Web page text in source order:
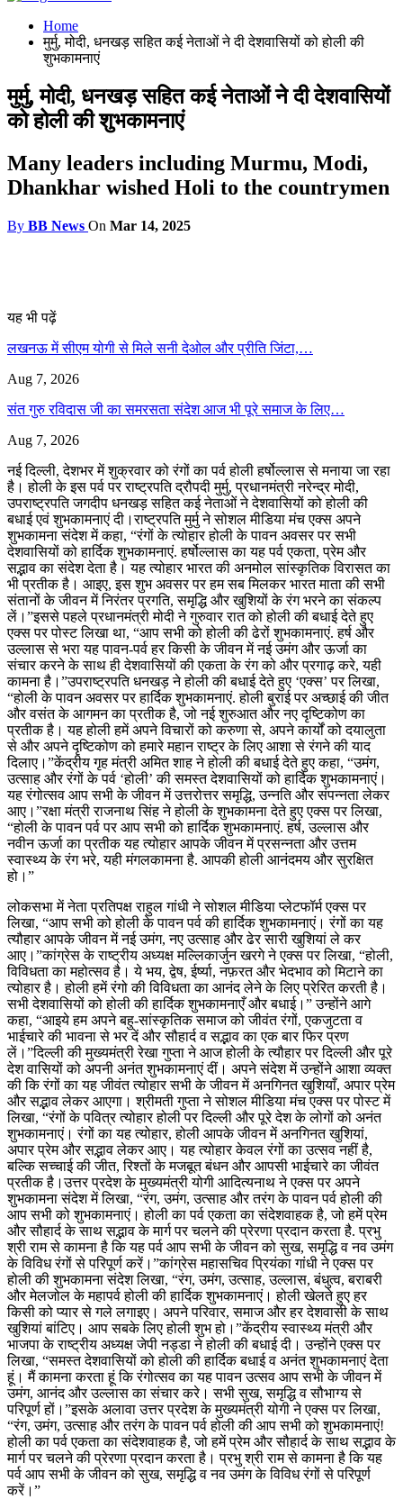
Home
मुर्मु, मोदी, धनखड़ सहित कई नेताओं ने दी देशवासियों को होली की
शुभकामनाएं
मुर्मु, मोदी, धनखड़ सहित कई नेताओं ने दी देशवासियों
को होली की शुभकामनाएं
Many leaders including Murmu, Modi,
Dhankhar wished Holi to the countrymen
By BB News On Mar 14, 2025
यह भी पढ़ें
लखनऊ में सीएम योगी से मिले सनी देओल और प्रीति जिंटा,…
Aug 7, 2026
संत गुरु रविदास जी का समरसता संदेश आज भी पूरे समाज के लिए…
Aug 7, 2026
नई दिल्ली, देशभर में शुक्रवार को रंगों का पर्व होली हर्षोल्लास से मनाया जा रहा
है। होली के इस पर्व पर राष्ट्रपति द्रौपदी मुर्मु, प्रधानमंत्री नरेन्द्र मोदी,
उपराष्ट्रपति जगदीप धनखड़ सहित कई नेताओं ने देशवासियों को होली की
बधाई एवं शुभकामनाएं दी।राष्ट्रपति मुर्मु ने सोशल मीडिया मंच एक्स अपने
शुभकामना संदेश में कहा, “रंगों के त्योहार होली के पावन अवसर पर सभी
देशवासियों को हार्दिक शुभकामनाएं. हर्षोल्लास का यह पर्व एकता, प्रेम और
सद्भाव का संदेश देता है। यह त्योहार भारत की अनमोल सांस्कृतिक विरासत का
भी प्रतीक है। आइए, इस शुभ अवसर पर हम सब मिलकर भारत माता की सभी
संतानों के जीवन में निरंतर प्रगति, समृद्धि और खुशियों के रंग भरने का संकल्प
लें।”इससे पहले प्रधानमंत्री मोदी ने गुरुवार रात को होली की बधाई देते हुए
एक्स पर पोस्ट लिखा था, “आप सभी को होली की ढेरों शुभकामनाएं. हर्ष और
उल्लास से भरा यह पावन-पर्व हर किसी के जीवन में नई उमंग और ऊर्जा का
संचार करने के साथ ही देशवासियों की एकता के रंग को और प्रगाढ़ करे, यही
कामना है।”उपराष्ट्रपति धनखड़ ने होली की बधाई देते हुए ‘एक्स’ पर लिखा,
“होली के पावन अवसर पर हार्दिक शुभकामनाएं. होली बुराई पर अच्छाई की जीत
और वसंत के आगमन का प्रतीक है, जो नई शुरुआत और नए दृष्टिकोण का
प्रतीक है। यह होली हमें अपने विचारों को करुणा से, अपने कार्यों को दयालुता
से और अपने दृष्टिकोण को हमारे महान राष्ट्र के लिए आशा से रंगने की याद
दिलाए।”केंद्रीय गृह मंत्री अमित शाह ने होली की बधाई देते हुए कहा, “उमंग,
उत्साह और रंगों के पर्व ‘होली’ की समस्त देशवासियों को हार्दिक शुभकामनाएं।
यह रंगोत्सव आप सभी के जीवन में उत्तरोत्तर समृद्धि, उन्नति और संपन्नता लेकर
आए।”रक्षा मंत्री राजनाथ सिंह ने होली के शुभकामना देते हुए एक्स पर लिखा,
“होली के पावन पर्व पर आप सभी को हार्दिक शुभकामनाएं. हर्ष, उल्लास और
नवीन ऊर्जा का प्रतीक यह त्योहार आपके जीवन में प्रसन्नता और उत्तम
स्वास्थ्य के रंग भरे, यही मंगलकामना है. आपकी होली आनंदमय और सुरक्षित
हो।”
लोकसभा में नेता प्रतिपक्ष राहुल गांधी ने सोशल मीडिया प्लेटफॉर्म एक्स पर
लिखा, “आप सभी को होली के पावन पर्व की हार्दिक शुभकामनाएं। रंगों का यह
त्यौहार आपके जीवन में नई उमंग, नए उत्साह और ढेर सारी खुशियां ले कर
आए।”कांग्रेस के राष्ट्रीय अध्यक्ष मल्लिकार्जुन खरगे ने एक्स पर लिखा, “होली,
विविधता का महोत्सव है। ये भय, द्वेष, ईर्ष्या, नफ़रत और भेदभाव को मिटाने का
त्योहार है। होली हमें रंगो की विविधता का आनंद लेने के लिए प्रेरित करती है।
सभी देशवासियों को होली की हार्दिक शुभकामनाएँ और बधाई।” उन्होंने आगे
कहा, “आइये हम अपने बहु-सांस्कृतिक समाज को जीवंत रंगों, एकजुटता व
भाईचारे की भावना से भर दें और सौहार्द व सद्भाव का एक बार फिर प्रण
लें।”दिल्ली की मुख्यमंत्री रेखा गुप्ता ने आज होली के त्यौहार पर दिल्ली और पूरे
देश वासियों को अपनी अनंत शुभकामनाएं दीं। अपने संदेश में उन्होंने आशा व्यक्त
की कि रंगों का यह जीवंत त्योहार सभी के जीवन में अनगिनत खुशियाँ, अपार प्रेम
और सद्भाव लेकर आएगा। श्रीमती गुप्ता ने सोशल मीडिया मंच एक्स पर पोस्ट में
लिखा, “रंगों के पवित्र त्योहार होली पर दिल्ली और पूरे देश के लोगों को अनंत
शुभकामनाएं। रंगों का यह त्योहार, होली आपके जीवन में अनगिनत खुशियां,
अपार प्रेम और सद्भाव लेकर आए। यह त्योहार केवल रंगों का उत्सव नहीं है,
बल्कि सच्चाई की जीत, रिश्तों के मजबूत बंधन और आपसी भाईचारे का जीवंत
प्रतीक है।उत्तर प्रदेश के मुख्यमंत्री योगी आदित्यनाथ ने एक्स पर अपने
शुभकामना संदेश में लिखा, “रंग, उमंग, उत्साह और तरंग के पावन पर्व होली की
आप सभी को शुभकामनाएं। होली का पर्व एकता का संदेशवाहक है, जो हमें प्रेम
और सौहार्द के साथ सद्भाव के मार्ग पर चलने की प्रेरणा प्रदान करता है. प्रभु
श्री राम से कामना है कि यह पर्व आप सभी के जीवन को सुख, समृद्धि व नव उमंग
के विविध रंगों से परिपूर्ण करें।”कांग्रेस महासचिव प्रियंका गांधी ने एक्स पर
होली की शुभकामना संदेश लिखा, “रंग, उमंग, उत्साह, उल्लास, बंधुत्व, बराबरी
और मेलजोल के महापर्व होली की हार्दिक शुभकामनाएं। होली खेलते हुए हर
किसी को प्यार से गले लगाइए। अपने परिवार, समाज और हर देशवासी के साथ
खुशियां बांटिए। आप सबके लिए होली शुभ हो।”केंद्रीय स्वास्थ्य मंत्री और
भाजपा के राष्ट्रीय अध्यक्ष जेपी नड्डा ने होली की बधाई दी। उन्होंने एक्स पर
लिखा, “समस्त देशवासियों को होली की हार्दिक बधाई व अनंत शुभकामनाएं देता
हूं। मैं कामना करता हूं कि रंगोत्सव का यह पावन उत्सव आप सभी के जीवन में
उमंग, आनंद और उल्लास का संचार करे। सभी सुख, समृद्धि व सौभाग्य से
परिपूर्ण हों।”इसके अलावा उत्तर प्रदेश के मुख्यमंत्री योगी ने एक्स पर लिखा,
“रंग, उमंग, उत्साह और तरंग के पावन पर्व होली की आप सभी को शुभकामनाएं!
होली का पर्व एकता का संदेशवाहक है, जो हमें प्रेम और सौहार्द के साथ सद्भाव के
मार्ग पर चलने की प्रेरणा प्रदान करता है। प्रभु श्री राम से कामना है कि यह
पर्व आप सभी के जीवन को सुख, समृद्धि व नव उमंग के विविध रंगों से परिपूर्ण
करें।”